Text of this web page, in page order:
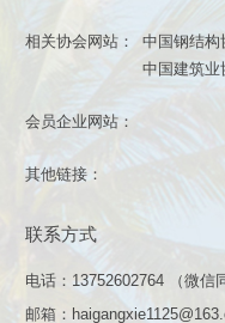
相关协会网站： 中国钢结构
中国建筑业
会员企业网站：
其他链接：
联系方式
电话：13752602764 （微信
邮箱：